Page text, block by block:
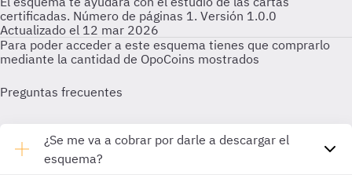
certificadas. Número de páginas 1. Versión 1.0.0
Actualizado el 12 mar 2026
Para poder acceder a este esquema tienes que comprarlo
mediante la cantidad de OpoCoins mostrados
Preguntas frecuentes
¿Se me va a cobrar por darle a descargar el
esquema?